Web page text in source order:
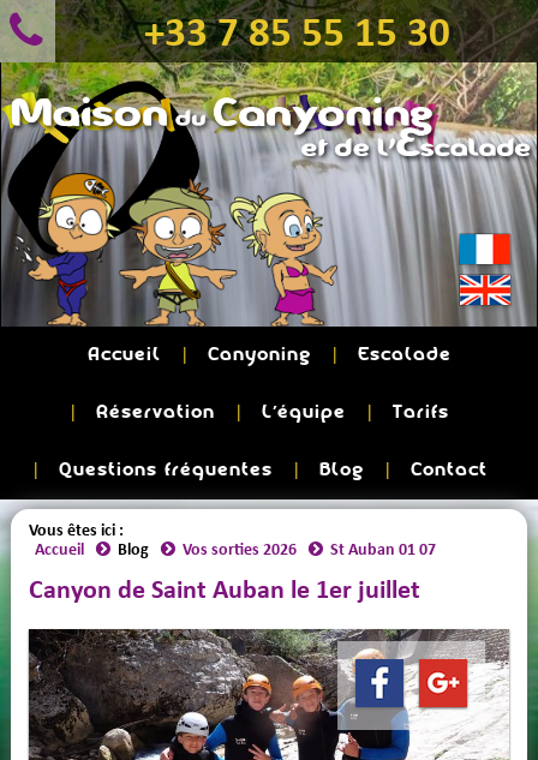
+33 7 85 55 15 30
Accueil Canyoning Escalade
Réservation L'équipe Tarifs
Questions fréquentes Blog Contact
Vous êtes ici :
Accueil
Blog Vos sorties 2026 St Auban 01 07
Canyon de Saint Auban le 1er juillet